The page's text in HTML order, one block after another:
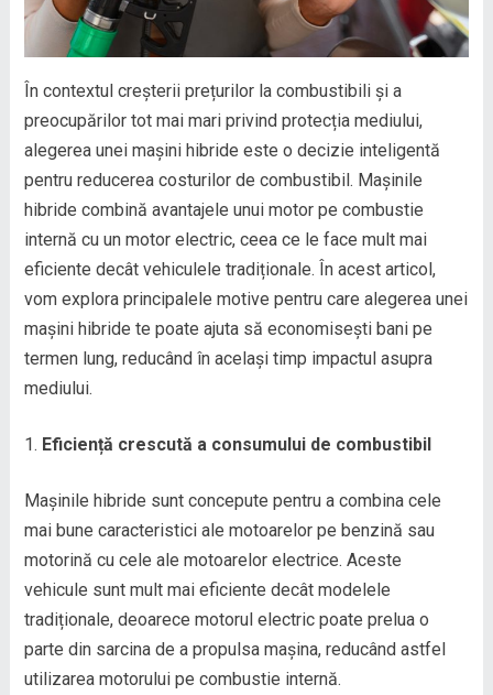
În contextul creșterii prețurilor la combustibili și a
preocupărilor tot mai mari privind protecția mediului,
alegerea unei mașini hibride este o decizie inteligentă
pentru reducerea costurilor de combustibil. Mașinile
hibride combină avantajele unui motor pe combustie
internă cu un motor electric, ceea ce le face mult mai
eficiente decât vehiculele tradiționale. În acest articol,
vom explora principalele motive pentru care alegerea unei
mașini hibride te poate ajuta să economisești bani pe
termen lung, reducând în același timp impactul asupra
mediului.
Eficiență crescută a consumului de combustibil
Mașinile hibride sunt concepute pentru a combina cele
mai bune caracteristici ale motoarelor pe benzină sau
motorină cu cele ale motoarelor electrice. Aceste
vehicule sunt mult mai eficiente decât modelele
tradiționale, deoarece motorul electric poate prelua o
parte din sarcina de a propulsa mașina, reducând astfel
utilizarea motorului pe combustie internă.